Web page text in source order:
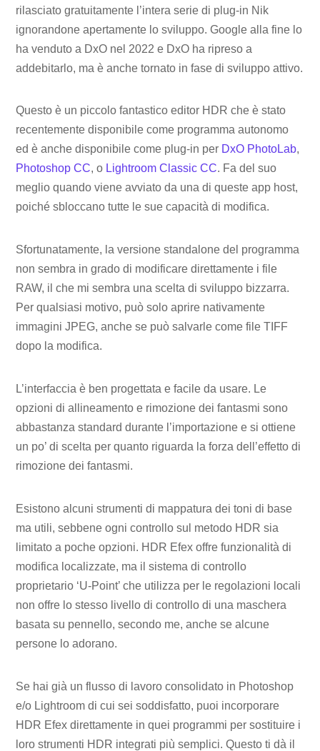
rilasciato gratuitamente l’intera serie di plug-in Nik
ignorandone apertamente lo sviluppo. Google alla fine lo
ha venduto a DxO nel 2022 e DxO ha ripreso a
addebitarlo, ma è anche tornato in fase di sviluppo attivo.
Questo è un piccolo fantastico editor HDR che è stato
recentemente disponibile come programma autonomo
ed è anche disponibile come plug-in per DxO PhotoLab,
Photoshop CC, o Lightroom Classic CC. Fa del suo
meglio quando viene avviato da una di queste app host,
poiché sbloccano tutte le sue capacità di modifica.
Sfortunatamente, la versione standalone del programma
non sembra in grado di modificare direttamente i file
RAW, il che mi sembra una scelta di sviluppo bizzarra.
Per qualsiasi motivo, può solo aprire nativamente
immagini JPEG, anche se può salvarle come file TIFF
dopo la modifica.
L’interfaccia è ben progettata e facile da usare. Le
opzioni di allineamento e rimozione dei fantasmi sono
abbastanza standard durante l’importazione e si ottiene
un po’ di scelta per quanto riguarda la forza dell’effetto di
rimozione dei fantasmi.
Esistono alcuni strumenti di mappatura dei toni di base
ma utili, sebbene ogni controllo sul metodo HDR sia
limitato a poche opzioni. HDR Efex offre funzionalità di
modifica localizzate, ma il sistema di controllo
proprietario ‘U-Point’ che utilizza per le regolazioni locali
non offre lo stesso livello di controllo di una maschera
basata su pennello, secondo me, anche se alcune
persone lo adorano.
Se hai già un flusso di lavoro consolidato in Photoshop
e/o Lightroom di cui sei soddisfatto, puoi incorporare
HDR Efex direttamente in quei programmi per sostituire i
loro strumenti HDR integrati più semplici. Questo ti dà il